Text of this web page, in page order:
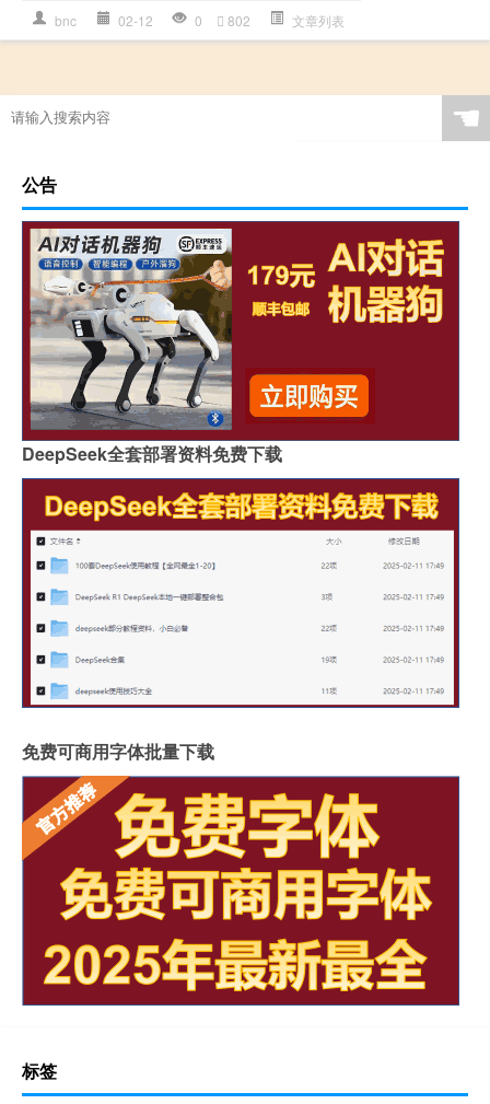
bnc 02-12 0 802 文章列表
☚
公告
DeepSeek全套部署资料免费下载
免费可商用字体批量下载
标签